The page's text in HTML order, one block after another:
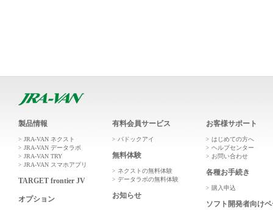
製品情報
JRA-VAN ネクスト
JRA-VAN データラボ
JRA-VAN TRY
JRA-VAN スマホアプリ
TARGET frontier JV
オプション
有料会員サービス
パドックアイ
無料体験
ネクストの無料体験
データラボの無料体験
お知らせ
お客様サポート
はじめての方へ
ヘルプセンター
お問い合わせ
各種お手続き
購入申込
ソフト開発者向け